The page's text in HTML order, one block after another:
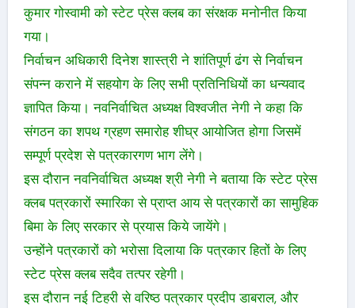
कुमार गोस्वामी को स्टेट प्रेस क्लब का संरक्षक मनोनीत किया
गया।
निर्वाचन अधिकारी दिनेश शास्त्री ने शांतिपूर्ण ढंग से निर्वाचन
संपन्न कराने में सहयोग के लिए सभी प्रतिनिधियों का धन्यवाद
ज्ञापित किया। नवनिर्वाचित अध्यक्ष विश्वजीत नेगी ने कहा कि
संगठन का शपथ ग्रहण समारोह शीघ्र आयोजित होगा जिसमें
सम्पूर्ण प्रदेश से पत्रकारगण भाग लेंगे।
इस दौरान नवनिर्वाचित अध्यक्ष श्री नेगी ने बताया कि स्टेट प्रेस
क्लब पत्रकारों स्मारिका से प्राप्त आय से पत्रकारों का सामुहिक
बिमा के लिए सरकार से प्रयास किये जायेंगे।
उन्होंने पत्रकारों को भरोसा दिलाया कि पत्रकार हितों के लिए
स्टेट प्रेस क्लब सदैव तत्पर रहेगी।
इस दौरान नई टिहरी से वरिष्ठ पत्रकार प्रदीप डाबराल, और